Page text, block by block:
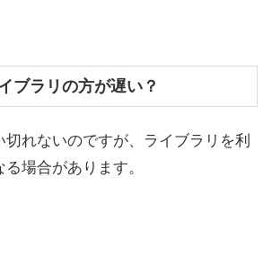
ラリの方が遅い？
れないのですが、ライブラリを利
場合があります。